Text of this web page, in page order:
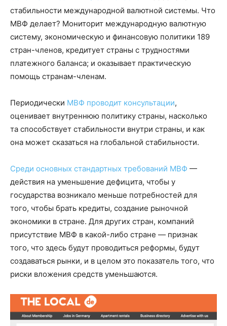
стабильности международной валютной системы. Что
МВФ делает? Мониторит международную валютную
систему, экономическую и финансовую политики 189
стран-членов, кредитует страны с трудностями
платежного баланса; и оказывает практическую
помощь странам-членам.
Периодически МВФ проводит консультации,
оценивает внутреннюю политику страны, насколько
та способствует стабильности внутри страны, и как
она может сказаться на глобальной стабильности.
Среди основных стандартных требований МВФ —
действия на уменьшение дефицита, чтобы у
государства возникало меньше потребностей для
того, чтобы брать кредиты, создание рыночной
экономики в стране. Для других стран, компаний
присутствие МВФ в какой-либо стране — признак
того, что здесь будут проводиться реформы, будут
создаваться рынки, и в целом это показатель того, что
риски вложения средств уменьшаются.